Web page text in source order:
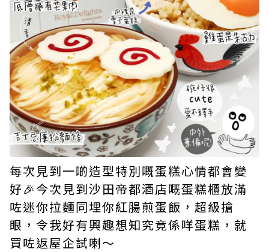
每次見到一啲造型特別嘅蛋糕心情都會變
好🎉今次見到沙田帝都酒店嘅蛋糕櫃放滿
咗迷你拉麵同埋你紅腸煎蛋飯，超級搶
眼，令我好有興趣想知究竟係咩蛋糕，就
買咗返屋企試喇～